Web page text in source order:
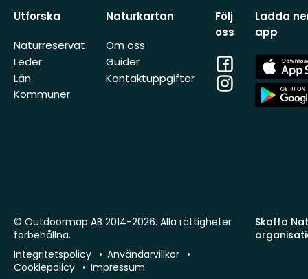
Utforska
Naturreservat
Leder
Län
Kommuner
Naturkartan
Om oss
Guider
Kontaktuppgifter
Följ
oss
Facebook
Instagram
Ladda
app
App
Store
App
Store
Skaffa
© Outdoormap AB 2014-2026. Alla rättigheter
förbehållna.
Integritetspolicy
Användarvillkor
Cookiepolicy
Impressum